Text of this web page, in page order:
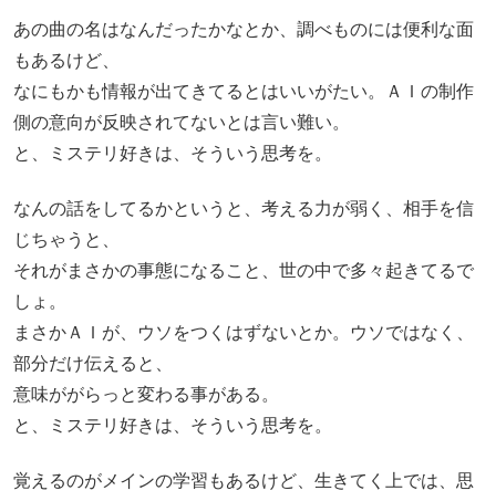
あの曲の名はなんだったかなとか、調べものには便利な面
もあるけど、
なにもかも情報が出てきてるとはいいがたい。ＡＩの制作
側の意向が反映されてないとは言い難い。
と、ミステリ好きは、そういう思考を。
なんの話をしてるかというと、考える力が弱く、相手を信
じちゃうと、
それがまさかの事態になること、世の中で多々起きてるで
しょ。
まさかＡＩが、ウソをつくはずないとか。ウソではなく、
部分だけ伝えると、
意味ががらっと変わる事がある。
と、ミステリ好きは、そういう思考を。
覚えるのがメインの学習もあるけど、生きてく上では、思